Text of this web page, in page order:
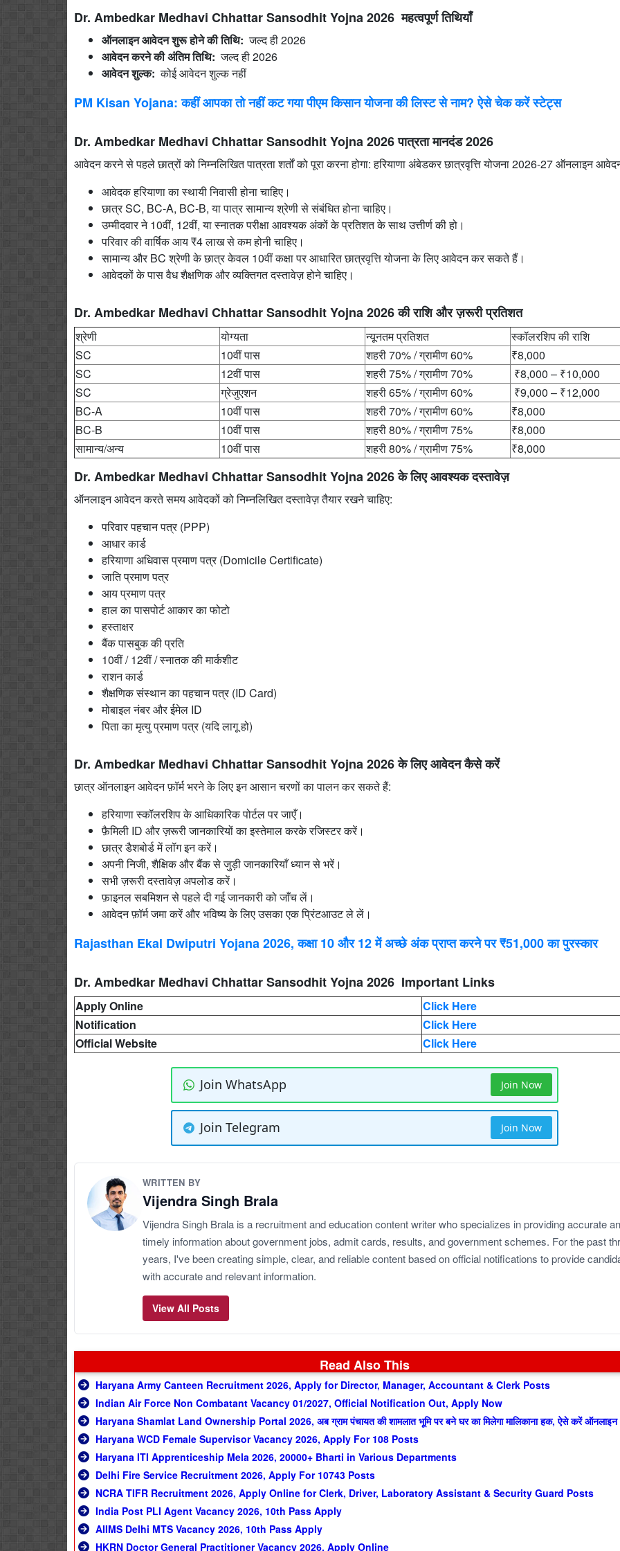
Dr. Ambedkar Medhavi Chhattar Sansodhit Yojna 2026 महत्वपूर्ण तिथियाँ
ऑनलाइन आवेदन शुरू होने की तिथि: जल्द ही 2026
आवेदन करने की अंतिम तिथि: जल्द ही 2026
आवेदन शुल्क: कोई आवेदन शुल्क नहीं
PM Kisan Yojana: कहीं आपका तो नहीं कट गया पीएम किसान योजना की लिस्ट से नाम? ऐसे चेक करें स्टेट्स
Dr. Ambedkar Medhavi Chhattar Sansodhit Yojna 2026 पात्रता मानदंड 2026
आवेदन करने से पहले छात्रों को निम्नलिखित पात्रता शर्तों को पूरा करना होगा: हरियाणा अंबेडकर छात्रवृत्ति योजना 2026-27 ऑनलाइन
आवेदक हरियाणा का स्थायी निवासी होना चाहिए।
छात्र SC, BC-A, BC-B, या पात्र सामान्य श्रेणी से संबंधित होना चाहिए।
उम्मीदवार ने 10वीं, 12वीं, या स्नातक परीक्षा आवश्यक अंकों के प्रतिशत के साथ उत्तीर्ण की हो।
परिवार की वार्षिक आय ₹4 लाख से कम होनी चाहिए।
सामान्य और BC श्रेणी के छात्र केवल 10वीं कक्षा पर आधारित छात्रवृत्ति योजना के लिए आवेदन कर सकते हैं।
आवेदकों के पास वैध शैक्षणिक और व्यक्तिगत दस्तावेज़ होने चाहिए।
Dr. Ambedkar Medhavi Chhattar Sansodhit Yojna 2026 की राशि और ज़रूरी प्रतिशत
श्रेणी योग्यता न्यूनतम प्रतिशत
स्कॉलरशिप की राशि
SC
10वीं पास शहरी 70% / ग्रामीण 60%
₹8,000
SC
12वीं पास शहरी 75% / ग्रामीण 70%
₹8,000 – ₹10,000
SC
ग्रेजुएशन शहरी 65% / ग्रामीण 60%
₹9,000 – ₹12,000
BC-A
10वीं पास शहरी 70% / ग्रामीण 60%
₹8,000
BC-B
10वीं पास शहरी 80% / ग्रामीण 75%
₹8,000
सामान्य/अन्य
10वीं पास शहरी 80% / ग्रामीण 75% ₹8,000
Dr. Ambedkar Medhavi Chhattar Sansodhit Yojna 2026 के लिए आवश्यक दस्तावेज़
ऑनलाइन आवेदन करते समय आवेदकों को निम्नलिखित दस्तावेज़ तैयार रखने चाहिए:
परिवार पहचान पत्र (PPP)
आधार कार्ड
हरियाणा अधिवास प्रमाण पत्र (Domicile Certificate)
जाति प्रमाण पत्र
आय प्रमाण पत्र
हाल का पासपोर्ट आकार का फोटो
हस्ताक्षर
बैंक पासबुक की प्रति
10वीं / 12वीं / स्नातक की मार्कशीट
राशन कार्ड
शैक्षणिक संस्थान का पहचान पत्र (ID Card)
मोबाइल नंबर और ईमेल ID
पिता का मृत्यु प्रमाण पत्र (यदि लागू हो)
Dr. Ambedkar Medhavi Chhattar Sansodhit Yojna 2026 के लिए आवेदन कैसे करें
छात्र ऑनलाइन आवेदन फ़ॉर्म भरने के लिए इन आसान चरणों का पालन कर सकते हैं:
हरियाणा स्कॉलरशिप के आधिकारिक पोर्टल पर जाएँ।
फ़ैमिली ID और ज़रूरी जानकारियों का इस्तेमाल करके रजिस्टर करें।
छात्र डैशबोर्ड में लॉग इन करें।
अपनी निजी, शैक्षिक और बैंक से जुड़ी जानकारियाँ ध्यान से भरें।
सभी ज़रूरी दस्तावेज़ अपलोड करें।
फ़ाइनल सबमिशन से पहले दी गई जानकारी को जाँच लें।
आवेदन फ़ॉर्म जमा करें और भविष्य के लिए उसका एक प्रिंटआउट ले लें।
Rajasthan Ekal Dwiputri Yojana 2026, कक्षा 10 और 12 में अच्छे अंक प्राप्त करने पर ₹51,000 का पुरस्कार
Dr. Ambedkar Medhavi Chhattar Sansodhit Yojna 2026 Important Links
Apply Online
Click Here
Notification
Click Here
Official Website
Click Here
Join WhatsApp Join Now
Join Telegram Join Now
WRITTEN BY
Vijendra Singh Brala
Vijendra Singh Brala is a recruitment and education content writer who specializes in providing accurate
timely information about government jobs, admit cards, results, and government schemes. For the past
years, I've been creating simple, clear, and reliable content based on official notifications to provide
with accurate and relevant information.
View All Posts
Read Also This
Haryana Army Canteen Recruitment 2026, Apply for Director, Manager, Accountant & Clerk Posts
Indian Air Force Non Combatant Vacancy 01/2027, Official Notification Out, Apply Now
Haryana Shamlat Land Ownership Portal 2026, अब ग्राम पंचायत की शामलात भूमि पर बने घर का मिलेगा मालिकाना हक, ऐसे करें
Haryana WCD Female Supervisor Vacancy 2026, Apply For 108 Posts
Haryana ITI Apprenticeship Mela 2026, 20000+ Bharti in Various Departments
Delhi Fire Service Recruitment 2026, Apply For 10743 Posts
NCRA TIFR Recruitment 2026, Apply Online for Clerk, Driver, Laboratory Assistant & Security Guard Posts
India Post PLI Agent Vacancy 2026, 10th Pass Apply
AIIMS Delhi MTS Vacancy 2026, 10th Pass Apply
HKRN Doctor General Practitioner Vacancy 2026, Apply Online